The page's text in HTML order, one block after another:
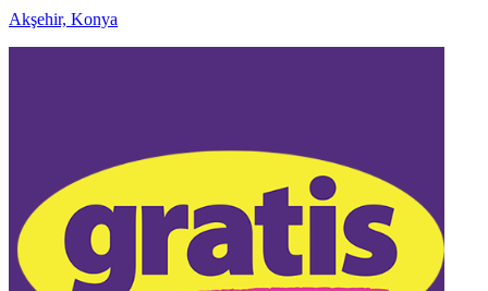
Akşehir, Konya